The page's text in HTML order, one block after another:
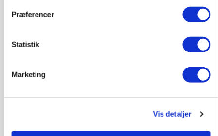
Præferencer
Statistik
Marketing
Vis detaljer
POLITIK